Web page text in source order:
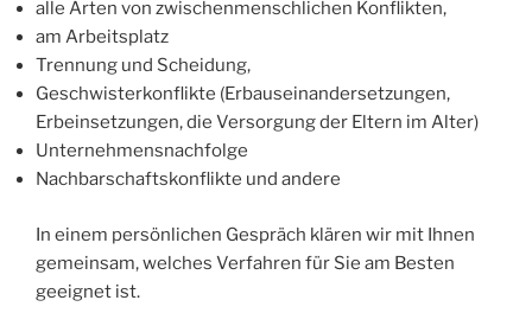
alle Arten von zwischenmenschlichen Konflikten,
am Arbeitsplatz
Trennung und Scheidung,
Geschwisterkonflikte (Erbauseinandersetzungen,
Erbeinsetzungen, die Versorgung der Eltern im Alter)
Unternehmensnachfolge
Nachbarschaftskonflikte und andere
In einem persönlichen Gespräch klären wir mit Ihnen
gemeinsam, welches Verfahren für Sie am Besten
geeignet ist.